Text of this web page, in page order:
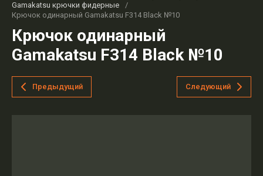
Gamakatsu крючки фидерные
/
Крючок одинарный Gamakatsu F314 Black №10
Крючок одинарный
Gamakatsu F314 Black №10
Предыдущий Следующий